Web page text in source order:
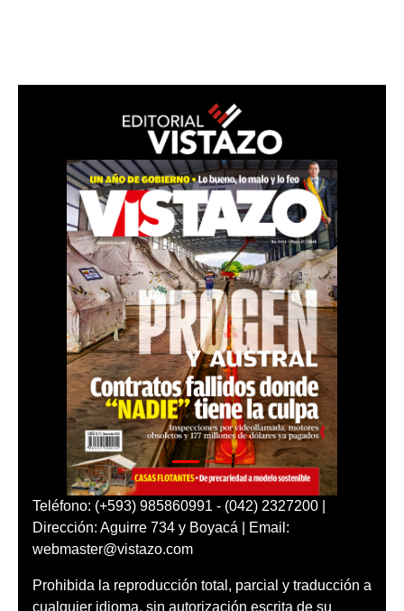
Teléfono: (+593) 985860991 - (042) 2327200 |
Dirección: Aguirre 734 y Boyacá | Email:
webmaster@vistazo.com
Prohibida la reproducción total, parcial y traducción a
cualquier idioma, sin autorización escrita de su